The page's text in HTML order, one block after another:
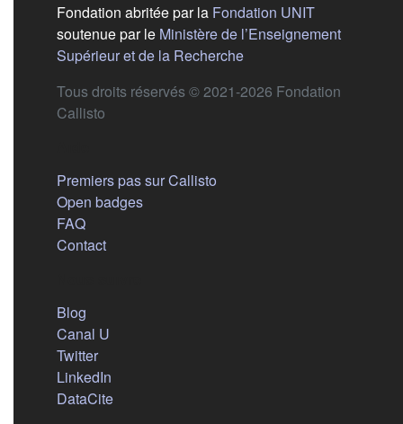
Fondation abritée par la Fondation UNIT(s'ouvre
soutenue par le Ministère de l’Enseignement
Supérieur et de la Recherche(s'ouvre dans un nouvel
Tous droits réservés © 2021-2026 Fondation
Callisto
Premiers pas sur Callisto
Open badges
FAQ
Contact
Blog
Canal U
Twitter(s'ouvre dans un nouvel onglet)
LinkedIn
DataCite(s'ouvre dans un nouvel onglet)